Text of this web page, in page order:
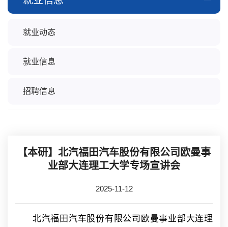
就业动态
就业信息
招聘信息
【本研】北汽福田汽车股份有限公司欧曼事
业部大连理工大学专场宣讲会
2025-11-12
北汽福田汽车股份有限公司欧曼事业部大连理